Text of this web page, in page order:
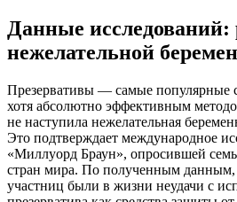
Данные исследований:
нежелательной
Презервативы — самые популярные
хотя абсолютно эффективным
не наступила нежелательная
Это подтверждает международное
«Миллуорд Браун», опросившей
стран мира. По полученным данным,
участниц были в жизни неудачи с